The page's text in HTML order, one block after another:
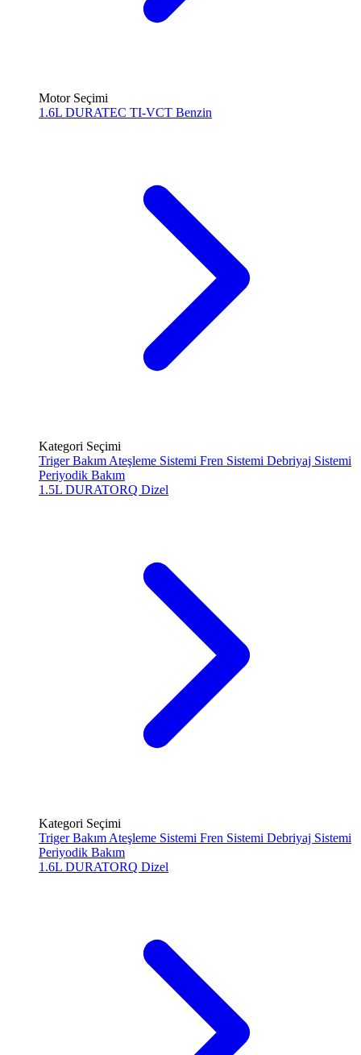
Motor Seçimi
1.6L DURATEC TI-VCT Benzin
Kategori Seçimi
Triger Bakım Ateşleme Sistemi Fren Sistemi Debriyaj Sistemi
Periyodik Bakım
1.5L DURATORQ Dizel
Kategori Seçimi
Triger Bakım Ateşleme Sistemi Fren Sistemi Debriyaj Sistemi
Periyodik Bakım
1.6L DURATORQ Dizel